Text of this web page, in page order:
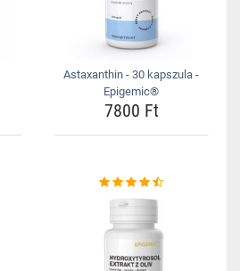
Astaxanthin - 30 kapszula -
Epigemic®
7800 Ft